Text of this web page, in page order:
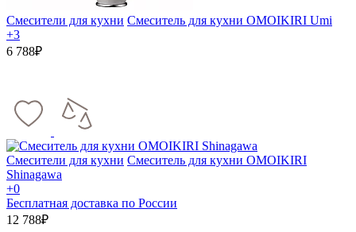
Смесители для кухни Смеситель для кухни OMOIKIRI Umi
+3
6 788₽
Смесители для кухни Смеситель для кухни OMOIKIRI
Shinagawa
+0
Бесплатная доставка по России
12 788₽